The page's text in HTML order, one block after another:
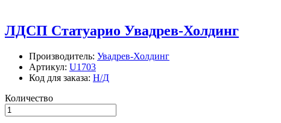
ЛДСП Статуарио Увадрев-Холдинг
Производитель: Увадрев-Холдинг
Артикул: U1703
Код для заказа: Н/Д
Количество